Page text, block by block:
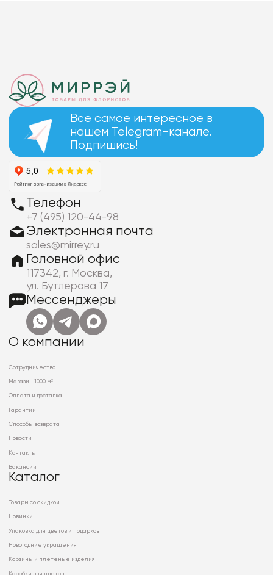
Все самое интересное в
нашем Telegram-канале.
Подпишись!
Телефон
+7 (495) 120-44-98
Электронная почта
sales@mirrey.ru
Головной офис
117342, г. Москва,
ул. Бутлерова 17
Мессенджеры
О компании
Сотрудничество
Магазин 1000 м²
Оплата и доставка
Гарантии
Способы возврата
Новости
Контакты
Вакансии
Каталог
Товары со скидкой
Новинки
Упаковка для цветов и подарков
Новогодние украшения
Корзины и плетеные изделия
Коробки для цветов